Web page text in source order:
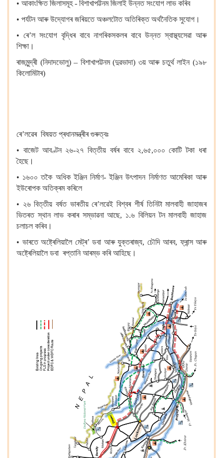
• আকাংক্ষিত জিলাসমূহ - বিশাখাপট্টনম জিলাই উন্নত সংযোগ লাভ কৰিব
• পৰ্যটন আৰু উদ্যোগৰ জৰিয়তে অঞ্চলটোত অতিৰিক্ত অৰ্থনৈতিক সুযোগ।
• ৰে’ল সংযোগ বৃদ্ধিৰ বাবে নাগৰিকসকলৰ বাবে উন্নত স্বাস্থ্যসেৱা আৰু
শিক্ষা।
ৰাজমুন্দ্ৰী (নিদাদভোলু) – বিশাখাপট্টনম (দুৱভাদা) ৩য় আৰু চতুৰ্থ লাইন (১৯৮
কিলোমিটাৰ)
ৰে’লৱেৰ বিষয়ত প্ৰধানমন্ত্ৰীৰ গুৰুত্বঃ
• বাজেট আবণ্টন ২৬-২৭ বিত্তীয় বৰ্ষৰ বাবে ২,৬৫,০০০ কোটি টকা ধৰা
হৈছে।
• ১৬০০ তকৈ অধিক ইঞ্জিন নিৰ্মাণ- ইঞ্জিন উৎপাদন নিৰ্মাণত আমেৰিকা আৰু
ইউৰোপক অতিক্ৰম কৰিলে
• ২৬ বিত্তীয় বৰ্ষত ভাৰতীয় ৰে’লৱেই বিশ্বৰ শীৰ্ষ তিনিটা মালবাহী জাহাজৰ
ভিতৰত স্থান লাভ কৰাৰ সম্ভাৱনা আছে, ১.৬ বিলিয়ন টন মালবাহী জাহাজ
চলাচল কৰিব।
• ভাৰতে অষ্ট্ৰেলিয়ালৈ মেট্ৰ’ ডবা আৰু যুক্তৰাজ্য, চৌদি আৰব, ফ্ৰান্স আৰু
অষ্ট্ৰেলিয়ালৈ ডবা ৰপ্তানি আৰম্ভ কৰি আহিছে।